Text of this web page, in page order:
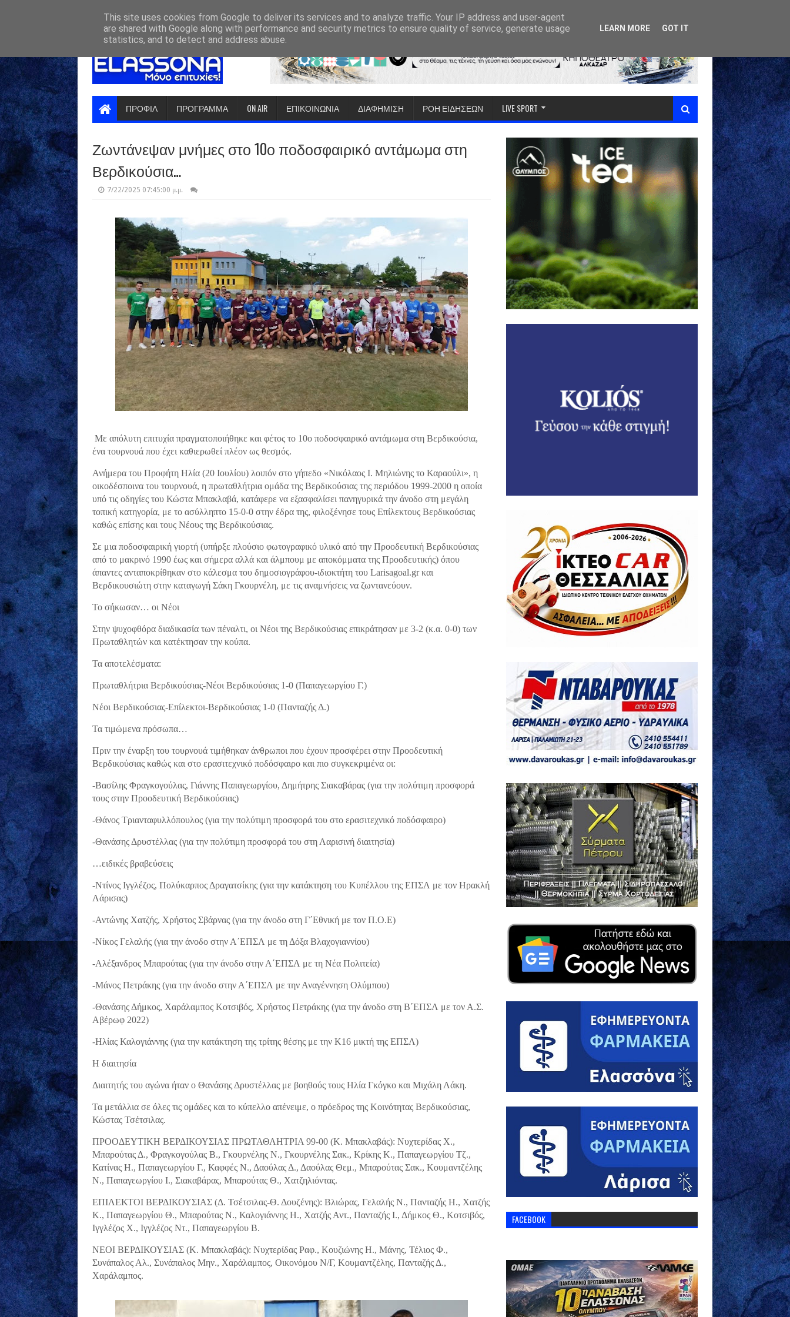
ΠΡΟΦΙΛ ΠΡΟΓΡΑΜΜΑ ON AIR ΕΠΙΚΟΙΝΩΝΙΑ ΔΙΑΦΗΜΙΣΗ ΡΟΗ ΕΙΔΗΣΕΩΝ LIVE SPORT
Ζωντάνεψαν μνήμες στο 10ο ποδοσφαιρικό αντάμωμα στη
Βερδικούσια…
7/22/2025 07:45:00 μ.μ.
Με απόλυτη επιτυχία πραγματοποιήθηκε και φέτος το 10ο ποδοσφαιρικό αντάμωμα στη Βερδικούσια,
ένα τουρνουά που έχει καθιερωθεί πλέον ως θεσμός.
Ανήμερα του Προφήτη Ηλία (20 Ιουλίου) λοιπόν στο γήπεδο «Νικόλαος Ι. Μηλιώνης το Καραούλι», η
οικοδέσποινα του τουρνουά, η πρωταθλήτρια ομάδα της Βερδικούσιας της περιόδου 1999-2000 η οποία
υπό τις οδηγίες του Κώστα Μπακλαβά, κατάφερε να εξασφαλίσει πανηγυρικά την άνοδο στη μεγάλη
τοπική κατηγορία, με το ασύλληπτο 15-0-0 στην έδρα της, φιλοξένησε τους Επίλεκτους Βερδικούσιας
καθώς επίσης και τους Νέους της Βερδικούσιας.
Σε μια ποδοσφαιρική γιορτή (υπήρξε πλούσιο φωτογραφικό υλικό από την Προοδευτική Βερδικούσιας
από το μακρινό 1990 έως και σήμερα αλλά και άλμπουμ με αποκόμματα της Προοδευτικής) όπου
άπαντες ανταποκρίθηκαν στο κάλεσμα του δημοσιογράφου-ιδιοκτήτη του Larisagoal.gr και
Βερδικουσιώτη στην καταγωγή Σάκη Γκουρνέλη, με τις αναμνήσεις να ζωντανεύουν.
Το σήκωσαν… οι Νέοι
Στην ψυχοφθόρα διαδικασία των πέναλτι, οι Νέοι της Βερδικούσιας επικράτησαν με 3-2 (κ.α. 0-0) των
Πρωταθλητών και κατέκτησαν την κούπα.
Τα αποτελέσματα:
Πρωταθλήτρια Βερδικούσιας-Νέοι Βερδικούσιας 1-0 (Παπαγεωργίου Γ.)
Νέοι Βερδικούσιας-Επίλεκτοι-Βερδικούσιας 1-0 (Πανταζής Δ.)
Τα τιμώμενα πρόσωπα…
Πριν την έναρξη του τουρνουά τιμήθηκαν άνθρωποι που έχουν προσφέρει στην Προοδευτική
Βερδικούσιας καθώς και στο ερασιτεχνικό ποδόσφαιρο και πιο συγκεκριμένα οι:
-Βασίλης Φραγκογούλας, Γιάννης Παπαγεωργίου, Δημήτρης Σιακαβάρας (για την πολύτιμη προσφορά
τους στην Προοδευτική Βερδικούσιας)
-Θάνος Τριανταφυλλόπουλος (για την πολύτιμη προσφορά του στο ερασιτεχνικό ποδόσφαιρο)
-Θανάσης Δρυστέλλας (για την πολύτιμη προσφορά του στη Λαρισινή διαιτησία)
…ειδικές βραβεύσεις
-Ντίνος Ιγγλέζος, Πολύκαρπος Δραγατσίκης (για την κατάκτηση του Κυπέλλου της ΕΠΣΛ με τον Ηρακλή
Λάρισας)
-Αντώνης Χατζής, Χρήστος Σβάρνας (για την άνοδο στη Γ΄Εθνική με τον Π.Ο.Ε)
-Νίκος Γελαλής (για την άνοδο στην Α΄ΕΠΣΛ με τη Δόξα Βλαχογιαννίου)
-Αλέξανδρος Μπαρούτας (για την άνοδο στην Α΄ΕΠΣΛ με τη Νέα Πολιτεία)
-Μάνος Πετράκης (για την άνοδο στην Α΄ΕΠΣΛ με την Αναγέννηση Ολύμπου)
-Θανάσης Δήμκος, Χαράλαμπος Κοτσιβός, Χρήστος Πετράκης (για την άνοδο στη Β΄ΕΠΣΛ με τον Α.Σ.
Αβέρωφ 2022)
-Ηλίας Καλογιάννης (για την κατάκτηση της τρίτης θέσης με την Κ16 μικτή της ΕΠΣΛ)
Η διαιτησία
Διαιτητής του αγώνα ήταν ο Θανάσης Δρυστέλλας με βοηθούς τους Ηλία Γκόγκο και Μιχάλη Λάκη.
Τα μετάλλια σε όλες τις ομάδες και το κύπελλο απένειμε, ο πρόεδρος της Κοινότητας Βερδικούσιας,
Κώστας Τσέτσιλας.
ΠΡΟΟΔΕΥΤΙΚΗ ΒΕΡΔΙΚΟΥΣΙΑΣ ΠΡΩΤΑΘΛΗΤΡΙΑ 99-00 (Κ. Μπακλαβάς): Νυχτερίδας Χ.,
Μπαρούτας Δ., Φραγκογούλας Β., Γκουρνέλης Ν., Γκουρνέλης Σακ., Κρίκης Κ., Παπαγεωργίου Τζ.,
Κατίνας Η., Παπαγεωργίου Γ., Καφφές Ν., Δαούλας Δ., Δαούλας Θεμ., Μπαρούτας Σακ., Κουμαντζέλης
Ν., Παπαγεωργίου Ι., Σιακαβάρας, Μπαρούτας Θ., Χατζηλιόντας.
ΕΠΙΛΕΚΤΟΙ ΒΕΡΔΙΚΟΥΣΙΑΣ (Δ. Τσέτσιλας-Θ. Δουζένης): Βλιώρας, Γελαλής Ν., Πανταζής Η., Χατζής
Κ., Παπαγεωργίου Θ., Μπαρούτας Ν., Καλογιάννης Η., Χατζής Αντ., Πανταζής Ι., Δήμκος Θ., Κοτσιβός,
Ιγγλέζος Χ., Ιγγλέζος Ντ., Παπαγεωργίου Β.
ΝΕΟΙ ΒΕΡΔΙΚΟΥΣΙΑΣ (Κ. Μπακλαβάς): Νυχτερίδας Ραφ., Κουζιώνης Η., Μάνης, Τέλιος Φ.,
Συνάπαλος Αλ., Συνάπαλος Μην., Χαράλαμπος, Οικονόμου Ν/Γ, Κουμαντζέλης, Πανταζής Δ.,
Χαράλαμπος.
FACEBOOK
This site uses cookies from Google to deliver its services and to analyze traffic. Your IP address and user-agent
are shared with Google along with performance and security metrics to ensure quality of service, generate usage
statistics, and to detect and address abuse.
LEARN MORE GOT IT